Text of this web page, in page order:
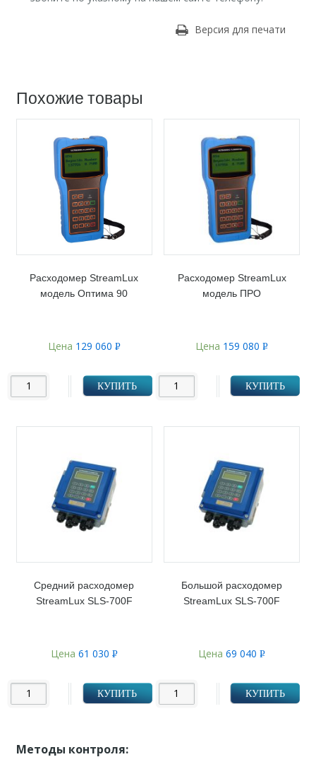
Версия для печати
Похожие товары
Расходомер StreamLux
модель Оптима 90
Цена 129 060 Р
КУПИТЬ
Расходомер StreamLux
модель ПРО
Цена 159 080Р
КУПИТЬ
Средний расходомер
StreamLux SLS-700F
Цена 61 030 Р
КУПИТЬ
Большой расходомер
StreamLux SLS-700F
Цена69 040Р
КУПИТЬ
Методы контроля: